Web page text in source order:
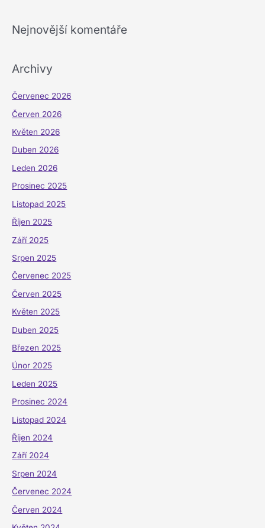
Nejnovější komentáře
Archivy
Červenec 2026
Červen 2026
Květen 2026
Duben 2026
Leden 2026
Prosinec 2025
Listopad 2025
Říjen 2025
Září 2025
Srpen 2025
Červenec 2025
Červen 2025
Květen 2025
Duben 2025
Březen 2025
Únor 2025
Leden 2025
Prosinec 2024
Listopad 2024
Říjen 2024
Září 2024
Srpen 2024
Červenec 2024
Červen 2024